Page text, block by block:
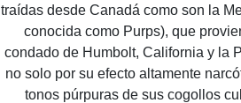
traídas desde Canadá como son la
conocida como Purps), que
condado de Humbolt, California y la
no solo por su efecto altamente
tonos púrpuras de sus cogollos